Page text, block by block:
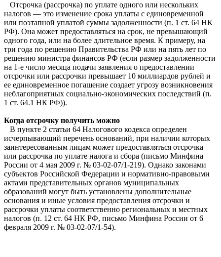
Отсрочка (рассрочка) по уплате одного или нескольких
налогов — это изменение срока уплаты с единовременной
или поэтапной уплатой суммы задолженности (п. 1 ст. 64 НК
РФ). Она может предоставляться на срок, не превышающий
одного года, или на более длительное время. К примеру, на
три года по решению Правительства РФ или на пять лет по
решению министра финансов РФ (если размер задолженности
на 1-е число месяца подачи заявления о предоставлении
отсрочки или рассрочки превышает 10 миллиардов рублей и
ее единовременное погашение создает угрозу возникновения
неблагоприятных социально-экономических последствий (п.
1 ст. 64.1 НК РФ)).
Когда отсрочку получить можно
В пункте 2 статьи 64 Налогового кодекса определен
исчерпывающий перечень оснований, при наличии которых
заинтересованным лицам может предоставляться отсрочка
или рассрочка по уплате налога и сбора (письмо Минфина
России от 4 мая 2009 г. № 03-02-07/1-219). Однако законами
субъектов Российской Федерации и нормативно-правовыми
актами представительных органов муниципальных
образований могут быть установлены дополнительные
основания и иные условия предоставления отсрочки и
рассрочки уплаты соответственно региональных и местных
налогов (п. 12 ст. 64 НК РФ, письмо Минфина России от 6
февраля 2009 г. № 03-02-07/1-54).